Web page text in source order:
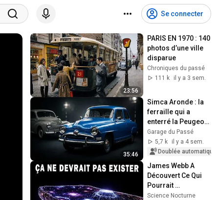
Se connecter
23:56
PARIS EN 1970 : 140
photos d’une ville
disparue
Chroniques du passé
111 k
il y a 3 sem.
35:46
Simca Aronde : la
ferraille qui a
enterré la Peugeot
203
Garage du Passé
5,7 k
il y a 4 sem.
Doublée
James Webb A
Découvert Ce Qui
Pourrait
Bouleverser La
Science Nocturne